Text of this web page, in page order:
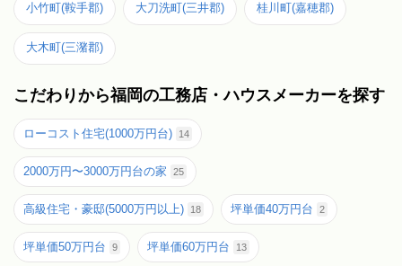
小竹町(鞍手郡) 大刀洗町(三井郡) 桂川町(嘉穂郡)
大木町(三潴郡)
こだわりから福岡の工務店・ハウスメーカーを探す
ローコスト住宅(1000万円台) 14
2000万円〜3000万円台の家 25
高級住宅・豪邸(5000万円以上) 18 坪単価40万円台 2
坪単価50万円台 9 坪単価60万円台 13